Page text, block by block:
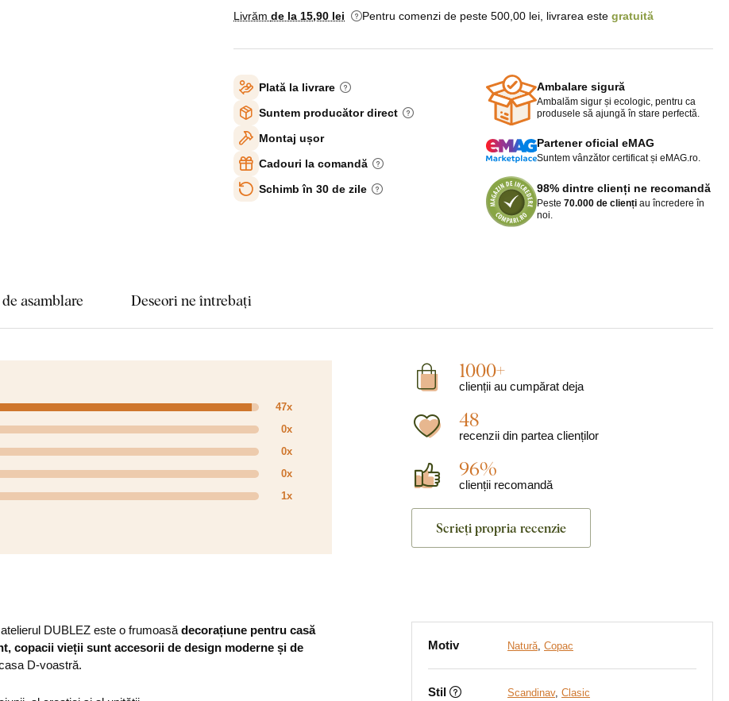
Livrăm de la 15,90 lei Pentru comenzi de peste 500,00 lei, livrarea este gratuită
Plată la livrare
Suntem producător direct
Montaj ușor
Cadouri la comandă
Schimb în 30 de zile
Ambalare sigură
Ambalăm sigur și ecologic, pentru ca
produsele să ajungă în stare perfectă.
Partener oficial eMAG
Suntem vânzător certificat și eMAG.ro.
98% dintre clienți ne recomandă
Peste 70.000 de clienți au încredere în
noi.
asamblare Deseori ne întrebați
1x
0x
0x
0x
47x
1000+
clienții au cumpărat deja
48
recenzii din partea clienților
96%
clienții recomandă
Scrieți propria recenzie
DUBLEZ este o frumoasă decorațiune pentru casă
copacii vieții sunt accesorii de design moderne și de
D-voastră.
Motiv Natură, Copac
Stil Scandinav, Clasic